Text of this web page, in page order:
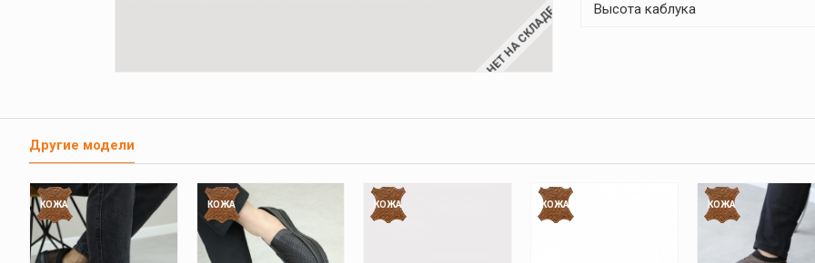
НЕТ НА СКЛАДЕ Высота каблука
Другие модели
КОЖА КОЖА КОЖА КОЖА КОЖА